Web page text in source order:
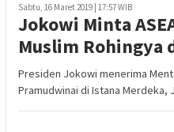
Sabtu, 16 Maret 2019 | 17:57 WIB
Jokowi Minta
Muslim Rohingya
Presiden Jokowi menerima
Pramudwinai di Istana